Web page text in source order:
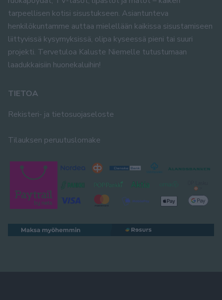
tarpeellisen kotisi sisustukseen. Asiantunteva
henkilökuntamme auttaa mielellään kaikissa sisustamiseen
liittyvissä kysymyksissä, olipa kyseessä pieni tai suuri
projekti. Tervetuloa Kaluste Niemelle tutustumaan
laadukkaisiin huonekaluihin!
TIETOA
Rekisteri- ja tietosuojaseloste
Tilauksen peruutuslomake